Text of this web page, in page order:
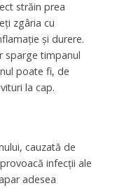
străin prea
zgâria cu
și durere.
sparge timpanul
poate fi, de
la cap.
cauzată de
infecții ale
adesea